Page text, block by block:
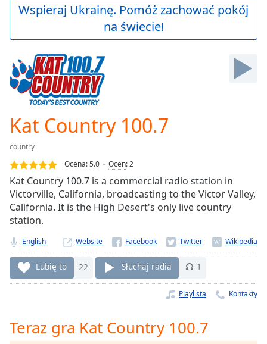
Play
Video
Skip
Skip
Forward
Mute
Current
Loaded:
0.00%
Stream
TypeLIVE
Seek to
currently
live LIVE
Remaining
Time-
Rate
Wspieraj Ukrainę. Pomóż zachować pokój
na świecie!
Kat Country 100.7
country
Ocena:5.0 Ocen:2
Kat Country 100.7 is a commercial radio station in
Victorville, California, broadcasting to the Victor Valley,
California. It is the High Desert's only live country
station.
English Website
Lubię to 22 Słuchaj radia 1
Playlista Kontakty
Teraz gra Kat Country 100.7